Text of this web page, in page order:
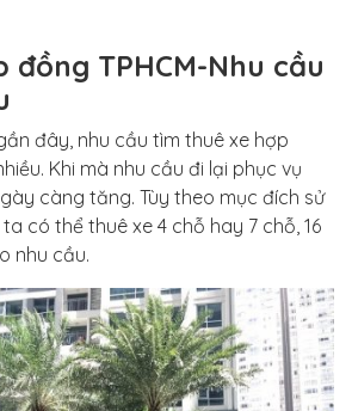
đồng TPHCM-Nhu cầu
đây, nhu cầu tìm thuê xe hợp
Khi mà nhu cầu đi lại phục vụ
càng tăng. Tùy theo mục đích sử
có thể thuê xe 4 chỗ hay 7 chỗ, 16
nhu cầu.